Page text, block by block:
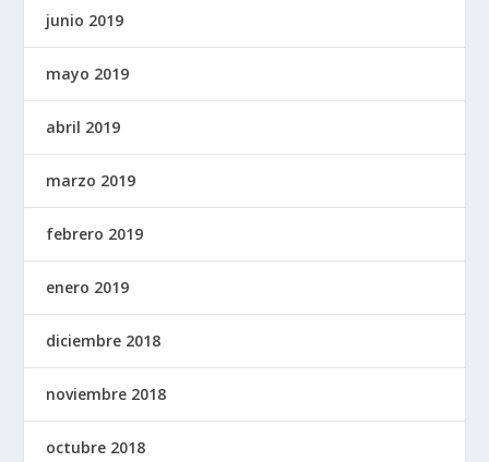
junio 2019
mayo 2019
abril 2019
marzo 2019
febrero 2019
enero 2019
diciembre 2018
noviembre 2018
octubre 2018